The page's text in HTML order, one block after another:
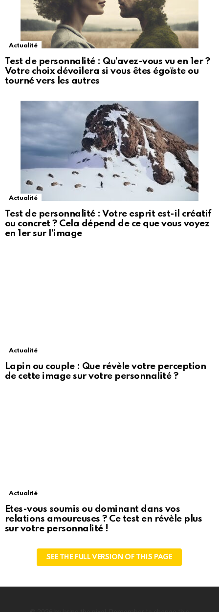
Actualité
Test de personnalité : Qu’avez-vous vu en 1er ?
Votre choix dévoilera si vous êtes égoïste ou
tourné vers les autres
Actualité
Test de personnalité : Votre esprit est-il créatif
ou concret ? Cela dépend de ce que vous voyez
en 1er sur l’image
Actualité
Lapin ou couple : Que révèle votre perception
de cette image sur votre personnalité ?
Actualité
Etes-vous soumis ou dominant dans vos
relations amoureuses ? Ce test en révèle plus
sur votre personnalité !
SEE THE FULL VERSION OF THIS PAGE